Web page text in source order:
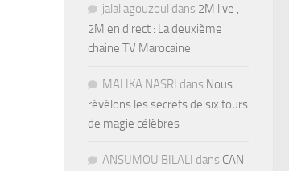
jalal agouzoul dans 2M live ,
2M en direct : La deuxième
chaine TV Marocaine
MALIKA NASRI dans Nous
révélons les secrets de six tours
de magie célèbres
ANSUMOU BILALI dans CAN